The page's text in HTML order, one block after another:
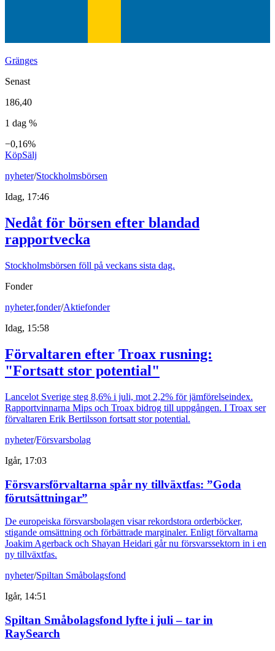
Gränges
Senast
186,40
1 dag %
−0,16%
KöpSälj
nyheter/Stockholmsbörsen
Idag, 17:46
Nedåt för börsen efter blandad
rapportvecka
Stockholmsbörsen föll på veckans sista dag.
Fonder
nyheter,fonder/Aktiefonder
Idag, 15:58
Förvaltaren efter Troax rusning:
"Fortsatt stor potential"
Lancelot Sverige steg 8,6% i juli, mot 2,2% för jämförelseindex.
Rapportvinnarna Mips och Troax bidrog till uppgången. I Troax ser
förvaltaren Erik Bertilsson fortsatt stor potential.
nyheter/Försvarsbolag
Igår, 17:03
Försvarsförvaltarna spår ny tillväxtfas: ”Goda
förutsättningar”
De europeiska försvarsbolagen visar rekordstora orderböcker,
stigande omsättning och förbättrade marginaler. Enligt förvaltarna
Joakim Agerback och Shayan Heidari går nu försvarssektorn in i en
ny tillväxtfas.
nyheter/Spiltan Småbolagsfond
Igår, 14:51
Spiltan Småbolagsfond lyfte i juli – tar in
RaySearch